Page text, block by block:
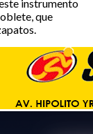
instrumento
que